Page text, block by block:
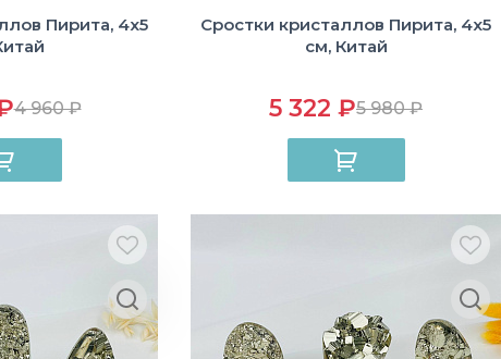
Пирита, 4х5
4 960 ₽
Сростки кристаллов Пирита, 4х5
см, Китай
5 322 ₽5 980 ₽